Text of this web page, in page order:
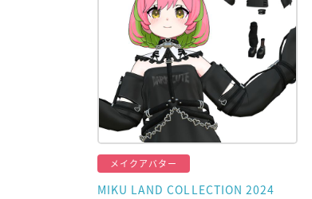
メイクアバター
MIKU LAND COLLECTION 2024